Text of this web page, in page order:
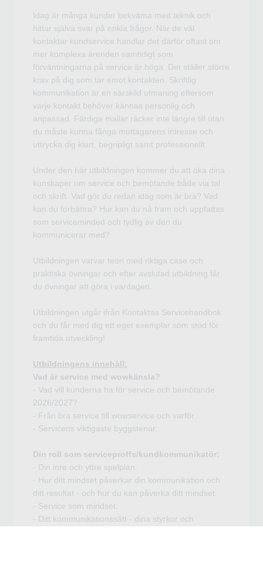
Idag är många kunder bekväma med teknik och
hittar själva svar på enkla frågor. När de väl
kontaktar kundservice handlar det därför oftast om
mer komplexa ärenden samtidigt som
förväntningarna på service är höga. Det ställer större
krav på dig som tar emot kontakten. Skriftlig
kommunikation är en särskild utmaning eftersom
varje kontakt behöver kännas personlig och
anpassad. Färdiga mallar räcker inte längre till utan
du måste kunna fånga mottagarens intresse och
uttrycka dig klart, begripligt samt professionellt.
Under den här utbildningen kommer du att öka dina
kunskaper om service och bemötande både via tal
och skrift. Vad gör du redan idag som är bra? Vad
kan du förbättra? Hur kan du nå fram och uppfattas
som serviceminded och tydlig av den du
kommunicerar med?
Utbildningen varvar teori med riktiga case och
praktiska övningar och efter avslutad utbildning får
du övningar att göra i vardagen.
Utbildningen utgår ifrån Kontaktas Servicehandbok
och du får med dig ett eget exemplar som stöd för
framtida utveckling!
Utbildningens innehåll:
Vad är service med wowkänsla?
- Vad vill kunderna ha för service och bemötande
2026/2027?
- Från bra service till wowservice och varför.
- Servicens viktigaste byggstenar.
Din roll som serviceproffs/kundkommunikatör:
- Din inre och yttre spelplan.
- Hur ditt mindset påverkar din kommunikation och
ditt resultat - och hur du kan påverka ditt mindset.
- Service som mindset.
- Ditt kommunikationssätt - dina styrkor och